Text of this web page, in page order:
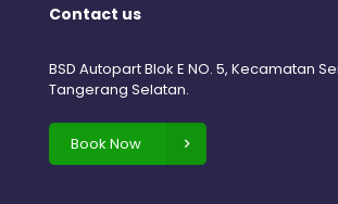
Contact us
BSD Autopart Blok E NO. 5, Kecamatan
Tangerang Selatan.
Book Now